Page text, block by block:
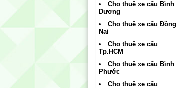
Cho thuê xe cẩu Bình
Dương
Cho thuê xe cẩu Đồng
Nai
Cho thuê xe cẩu
Tp.HCM
Cho thuê xe cẩu Bình
Phước
Cho thuê xe cẩu